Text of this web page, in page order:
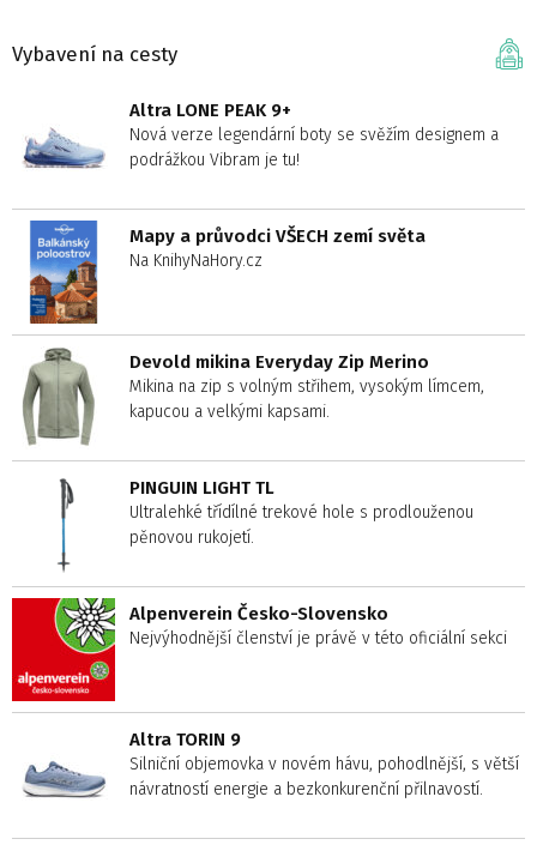
Vybavení na cesty
Altra LONE PEAK 9+
Nová verze legendární boty se svěžím designem a
podrážkou Vibram je tu!
Mapy a průvodci VŠECH zemí světa
Na KnihyNaHory.cz
Devold mikina Everyday Zip Merino
Mikina na zip s volným střihem, vysokým límcem,
kapucou a velkými kapsami.
PINGUIN LIGHT TL
Ultralehké třídílné trekové hole s prodlouženou
pěnovou rukojetí.
Alpenverein Česko-Slovensko
Nejvýhodnější členství je právě v této oficiální sekci
Altra TORIN 9
Silniční objemovka v novém hávu, pohodlnější, s větší
návratností energie a bezkonkurenční přilnavostí.